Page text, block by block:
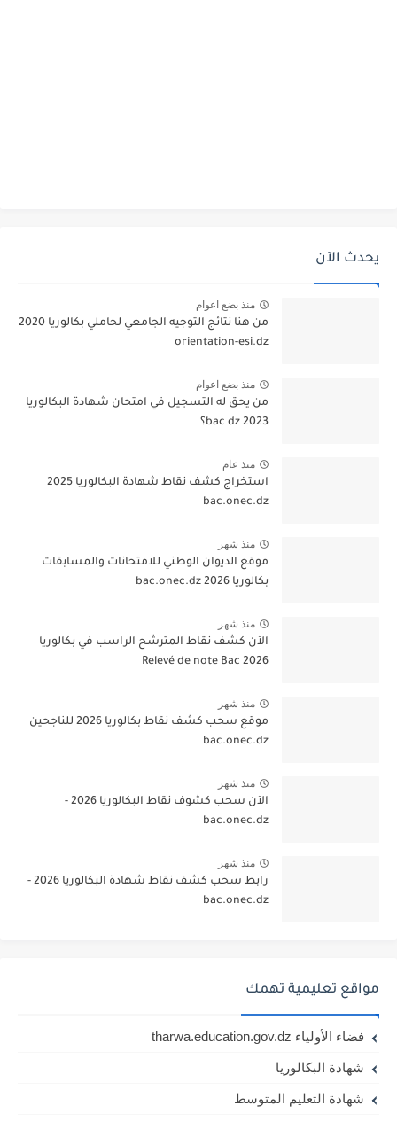
يحدث الآن
منذ بضع اعوام
من هنا نتائج التوجيه الجامعي لحاملي بكالوريا 2020
orientation-esi.dz
منذ بضع اعوام
من يحق له التسجيل في امتحان شهادة البكالوريا
bac dz 2023؟
منذ عام
استخراج كشف نقاط شهادة البكالوريا 2025
bac.onec.dz
منذ شهر
موقع الديوان الوطني للامتحانات والمسابقات
بكالوريا 2026 bac.onec.dz
منذ شهر
الآن كشف نقاط المترشح الراسب في بكالوريا
2026 Relevé de note Bac
منذ شهر
موقع سحب كشف نقاط بكالوريا 2026 للناجحين
bac.onec.dz
منذ شهر
الآن سحب كشوف نقاط البكالوريا 2026 -
bac.onec.dz
منذ شهر
رابط سحب كشف نقاط شهادة البكالوريا 2026 -
bac.onec.dz
مواقع تعليمية تهمك
فضاء الأولياء tharwa.education.gov.dz
شهادة البكالوريا
شهادة التعليم المتوسط